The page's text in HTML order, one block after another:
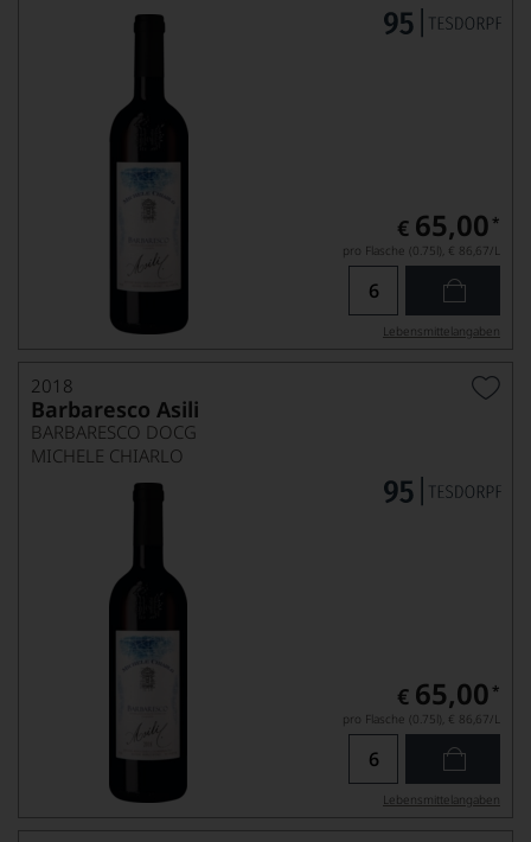
€ 65,00 *
pro Flasche (0.75l), € 86,67/L
Lebensmittel­angaben
2018
Barbaresco Asili
BARBARESCO DOCG
MICHELE CHIARLO
€ 65,00 *
pro Flasche (0.75l), € 86,67/L
Lebensmittel­angaben